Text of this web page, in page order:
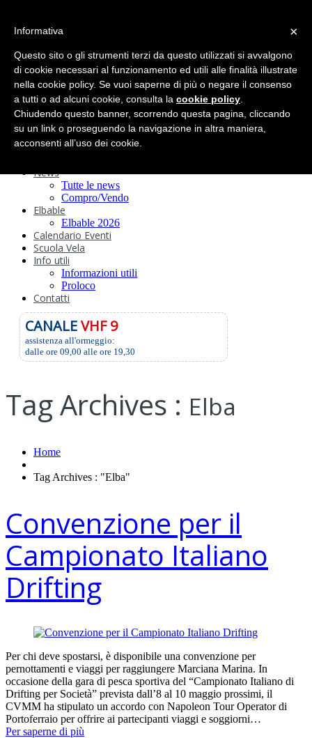
Circolo
Statuto e
Regolamenti
Storia
Ormeggi
Sede e Servizi
Attività
Safeguarding
News
Tutte le news
Compro/Vendo
Elbable
Elbable 2026
Calendario Eventi
Scuola Vela
Info utili
Informazioni utili
Proloco
Contatti
CANALEVHF 9
assistenza all'ormeggio:
dalle ore 09,00 alle ore 19,30
Tag Archives : Elba
Home
Tag Archives : "Elba"
Convenzione per il
Campionato Italiano
Drifting
Per chi deve spostarsi, è disponibile una convenzione per
pernottamenti e viaggi per raggiungere Marciana Marina. In
occasione della gara di pesca sportiva del “Campionato Italiano di
Drifting per Società” prevista dall’8 al 10 maggio prossimi, il
CVMM ha stipulato un accordo con Napoleon Tour Operator di
Portoferraio per offrire ai partecipanti viaggi e soggiorni…
Per saperne di più
×
Informativa
Questo sito o gli strumenti terzi da questo utilizzati si avvalgono
di cookie necessari al funzionamento ed utili alle finalità illustrate
nella cookie policy. Se vuoi saperne di più o negare il consenso
a tutti o ad alcuni cookie, consulta la cookie policy
Chiudendo questo banner, scorrendo questa pagina, cliccando
su un link o proseguendo la navigazione in altra maniera,
acconsenti all’uso dei cookie.